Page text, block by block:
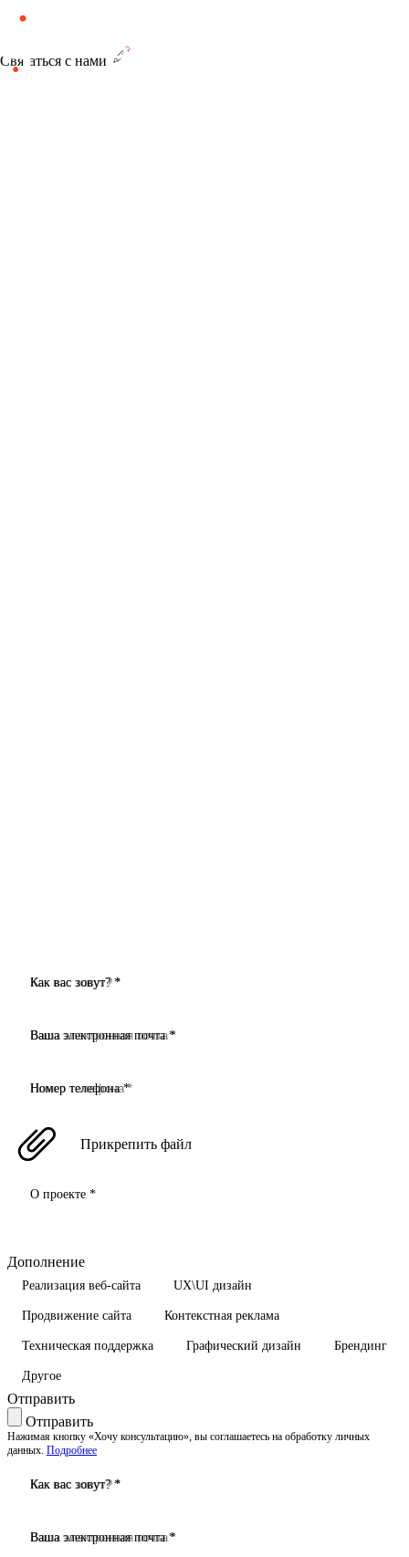
Связаться с нами
Как вас зовут? *
Ваша электронная почта *
Номер телефона *
Прикрепить файл
О проекте *
Дополнение
Реализация веб-сайта UX\UI дизайн
Продвижение сайта Контекстная реклама
Техническая поддержка Графический дизайн Брендинг
Другое
Отправить
Отправить
Нажимая кнопку «Хочу консультацию», вы соглашаетесь на обработку личных
данных. Подробнее
Как вас зовут? *
Ваша электронная почта *